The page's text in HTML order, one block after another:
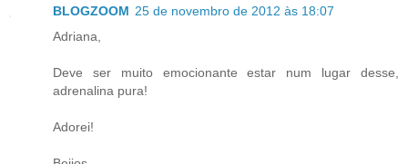
BLOGZOOM 25 de novembro de 2012 às 18:07
Adriana,
Deve ser muito emocionante estar num lugar desse,
adrenalina pura!
Adorei!